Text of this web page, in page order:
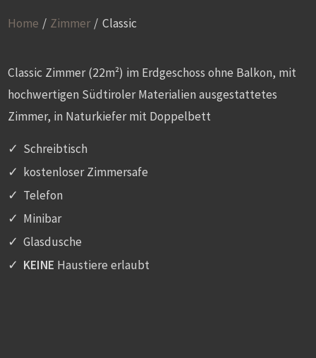
Home / Zimmer / Classic
Classic Zimmer (22m²) im Erdgeschoss ohne Balkon, mit
hochwertigen Südtiroler Materialien ausgestattetes
Zimmer, in Naturkiefer mit Doppelbett
Schreibtisch
kostenloser Zimmersafe
Telefon
Minibar
Glasdusche
KEINE Haustiere erlaubt